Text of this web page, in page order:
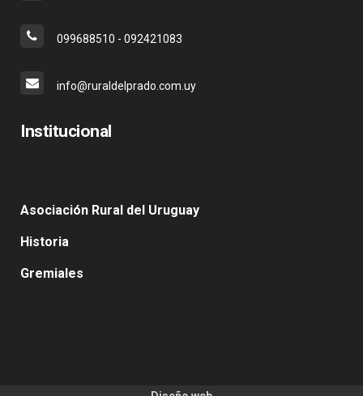
099688510 - 092421083
info@ruraldelprado.com.uy
Institucional
Asociación Rural del Uruguay
Historia
Gremiales